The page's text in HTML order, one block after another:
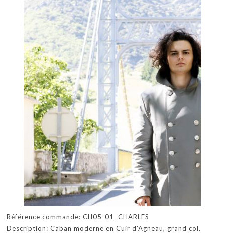
Référence commande: CH05-01 CHARLES
Description: Caban moderne en Cuir d'Agneau, grand col,